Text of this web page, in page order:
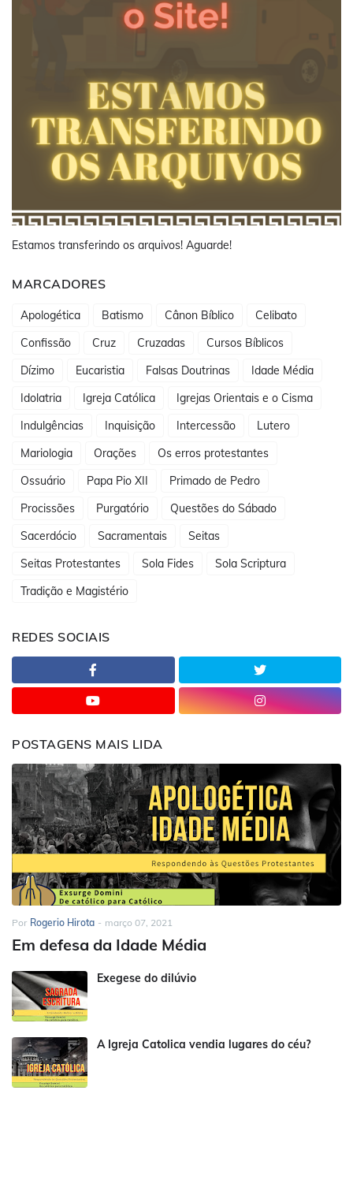
Estamos transferindo os arquivos! Aguarde!
MARCADORES
Apologética Batismo Cânon Bíblico
Celibato
Confissão
Cruz Cruzadas
Cursos Bíblicos
Dízimo
Eucaristia Falsas Doutrinas
Idade Média
Idolatria
Igreja Católica
Igrejas Orientais e o Cisma
Indulgências
Inquisição Intercessão
Lutero
Mariologia
Orações
Os erros protestantes
Ossuário
Papa Pio XII
Primado de Pedro
Procissões
Purgatório
Questões do Sábado
Sacerdócio
Sacramentais
Seitas
Seitas Protestantes
Sola Fides
Sola Scriptura
Tradição e Magistério
REDES SOCIAIS
POSTAGENS MAIS LIDA
Por Rogerio Hirota - março 07, 2021
Em defesa da Idade Média
Exegese do dilúvio
A Igreja Catolica vendia lugares do céu?